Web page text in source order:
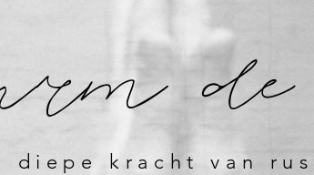
diepe kracht van